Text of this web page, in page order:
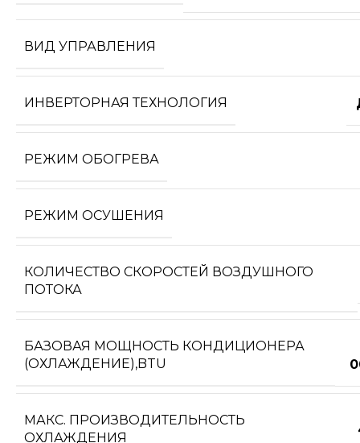
ВИД УПРАВЛЕНИЯ
ИНВЕРТОРНАЯ ТЕХНОЛОГИЯ
РЕЖИМ ОБОГРЕВА
РЕЖИМ ОСУШЕНИЯ
КОЛИЧЕСТВО СКОРОСТЕЙ ВОЗДУШНОГО
ПОТОКА
БАЗОВАЯ МОЩНОСТЬ КОНДИЦИОНЕРА
(ОХЛАЖДЕНИЕ),BTU
МАКС. ПРОИЗВОДИТЕЛЬНОСТЬ
ОХЛАЖДЕНИЯ